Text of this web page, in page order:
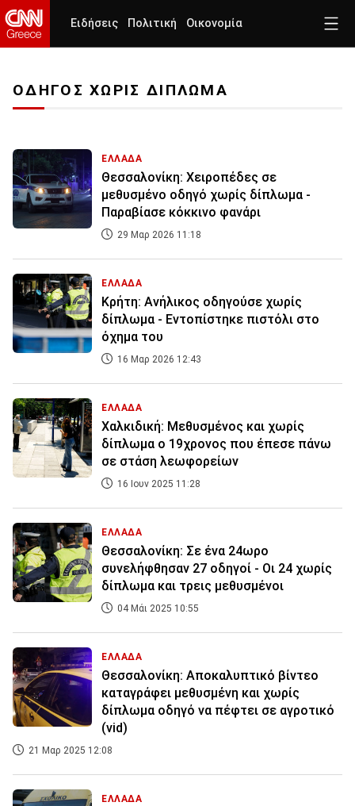
Ειδήσεις Πολιτική Οικονομία
ΟΔΗΓΟΣ ΧΩΡΙΣ ΔΙΠΛΩΜΑ
ΕΛΛΑΔΑ
Θεσσαλονίκη: Χειροπέδες σε
μεθυσμένο οδηγό χωρίς δίπλωμα -
Παραβίασε κόκκινο φανάρι
29 Μαρ 2026 11:18
ΕΛΛΑΔΑ
Κρήτη: Ανήλικος οδηγούσε χωρίς
δίπλωμα - Εντοπίστηκε πιστόλι στο
όχημα του
16 Μαρ 2026 12:43
ΕΛΛΑΔΑ
Χαλκιδική: Μεθυσμένος και χωρίς
δίπλωμα ο 19χρονος που έπεσε πάνω
σε στάση λεωφορείων
16 Ιουν 2025 11:28
ΕΛΛΑΔΑ
Θεσσαλονίκη: Σε ένα 24ωρο
συνελήφθησαν 27 οδηγοί - Οι 24 χωρίς
δίπλωμα και τρεις μεθυσμένοι
04 Μάι 2025 10:55
ΕΛΛΑΔΑ
Θεσσαλονίκη: Αποκαλυπτικό βίντεο
καταγράφει μεθυσμένη και χωρίς
δίπλωμα οδηγό να πέφτει σε αγροτικό
(vid)
21 Μαρ 2025 12:08
ΕΛΛΑΔΑ